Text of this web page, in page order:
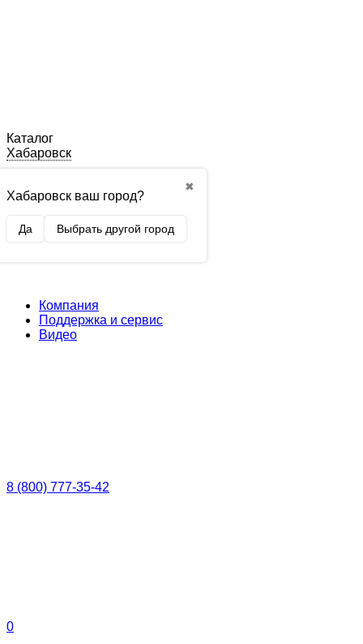
Каталог
Хабаровск
✖
Хабаровск ваш город?
Да Выбрать другой город
Компания
Поддержка и сервис
Видео
8 (800) 777-35-42
0